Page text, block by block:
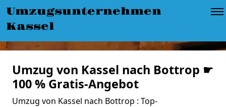
Umzugsunternehmen
Kassel
Umzug von Kassel nach Bottrop ☛
100 % Gratis-Angebot
Umzug von Kassel nach Bottrop : Top-